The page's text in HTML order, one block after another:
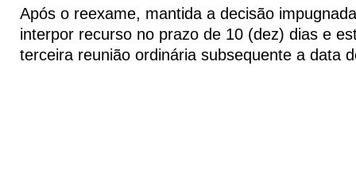
Após o reexame, mantida a decisão
interpor recurso no prazo de 10 (dez) dias e
terceira reunião ordinária subsequente a data